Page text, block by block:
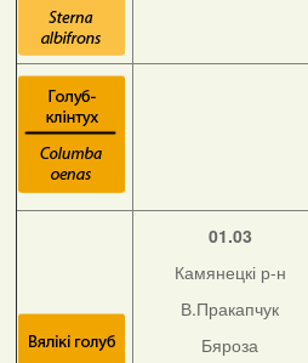
01.03
Камянецкі р-н
В.Пракапчук
Бяроза